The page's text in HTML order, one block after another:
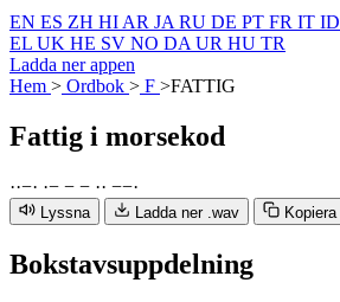
EN ES ZH HI AR JA RU DE PT FR IT ID
EL UK HE SV NO DA UR HU TR
Ladda ner appen
Hem > Ordbok > F >FATTIG
Fattig i morsekod
··−· ·− − − ·· −−·
Lyssna Ladda ner .wav Kopiera
Bokstavsuppdelning